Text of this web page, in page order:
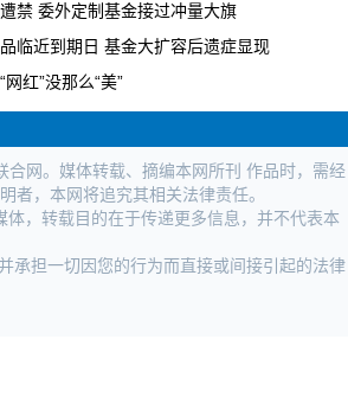
禁 委外定制基金接过冲量大旗
临近到期日 基金大扩容后遗症显现
红”没那么“美”
合网。媒体转载、摘编本网所刊 作品时，需经
者，本网将追究其相关法律责任。
体，转载目的在于传递更多信息，并不代表本
承担一切因您的行为而直接或间接引起的法律